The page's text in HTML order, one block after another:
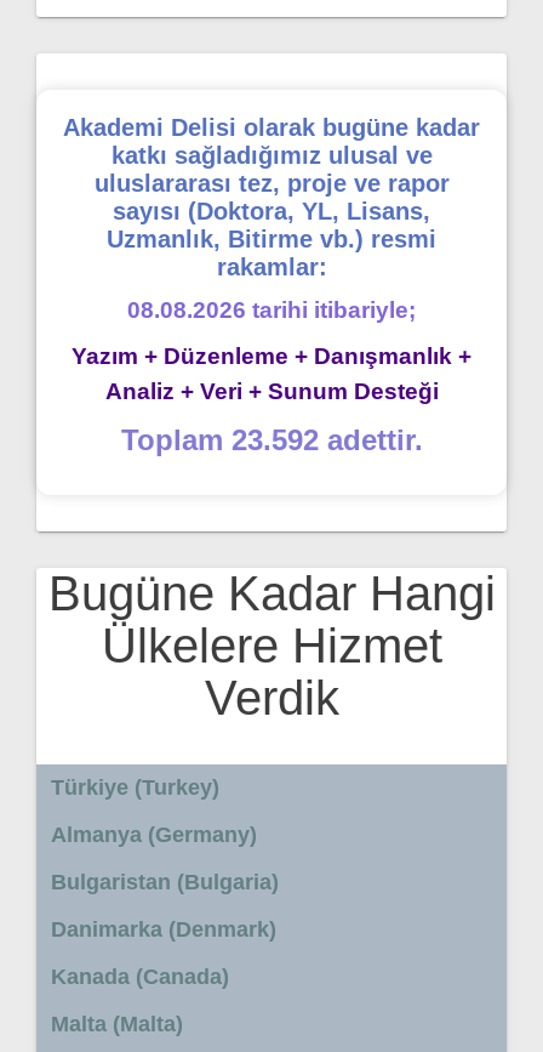
Akademi Delisi olarak bugüne kadar
katkı sağladığımız ulusal ve
uluslararası tez, proje ve rapor
sayısı (Doktora, YL, Lisans,
Uzmanlık, Bitirme vb.) resmi
rakamlar:
08.08.2026 tarihi itibariyle;
Yazım + Düzenleme + Danışmanlık +
Analiz + Veri + Sunum Desteği
Toplam 23.592 adettir.
Bugüne Kadar Hangi
Ülkelere Hizmet
Verdik
Türkiye (Turkey)
Almanya (Germany)
Bulgaristan (Bulgaria)
Danimarka (Denmark)
Kanada (Canada)
Malta (Malta)